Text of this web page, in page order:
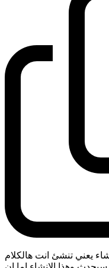
يعني تنشئ انت هالكلام